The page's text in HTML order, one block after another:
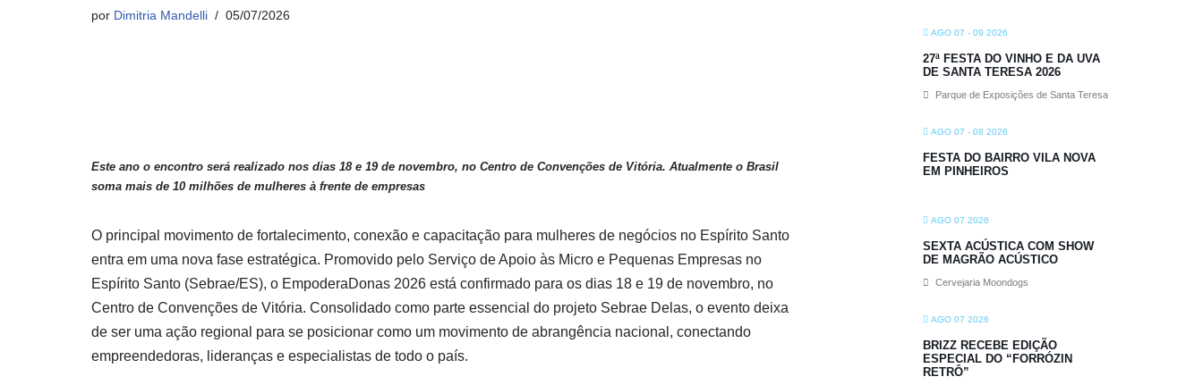
por Dimitria Mandelli 05/07/2026
Este ano o encontro será realizado nos dias 18 e 19 de novembro, no Centro de Convenções de Vitória. Atualmente o Brasil
soma mais de 10 milhões de mulheres à frente de empresas
O principal movimento de fortalecimento, conexão e capacitação para mulheres de negócios no Espírito Santo
entra em uma nova fase estratégica. Promovido pelo Serviço de Apoio às Micro e Pequenas Empresas no
Espírito Santo (Sebrae/ES), o EmpoderaDonas 2026 está confirmado para os dias 18 e 19 de novembro, no
Centro de Convenções de Vitória. Consolidado como parte essencial do projeto Sebrae Delas, o evento deixa
de ser uma ação regional para se posicionar como um movimento de abrangência nacional, conectando
empreendedoras, lideranças e especialistas de todo o país.
AGO 07 - 09 2026
27ª FESTA DO VINHO E DA UVA
DE SANTA TERESA 2026
Parque de Exposições de Santa Teresa
AGO 07 - 08 2026
FESTA DO BAIRRO VILA NOVA
EM PINHEIROS
AGO 07 2026
SEXTA ACÚSTICA COM SHOW
DE MAGRÃO ACÚSTICO
Cervejaria Moondogs
AGO 07 2026
BRIZZ RECEBE EDIÇÃO
ESPECIAL DO “FORRÓZIN
RETRÔ”